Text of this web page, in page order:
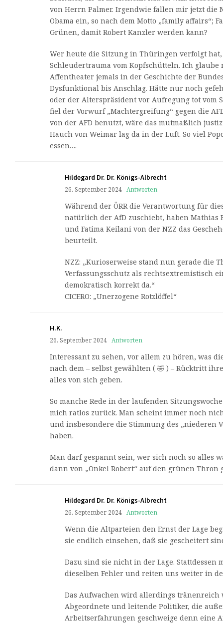
von Herrn Palmer. Irgendwie fallen mir jetzt die
Obama ein, so nach dem Motto „family affairs“;
Grünen, damit Robert Kanzler werden kann?
Wer heute die Sitzung in Thüringen verfolgt
Schleudertrauma vom Kopfschütteln. Ich glaube
Affentheater jemals in der Geschichte der
Dysfunktional bis Anschlag. Hätte nur noch
oder der Alterspräsident vor Aufregung tot vom
fiel der Vorwurf „Machtergreifung“ gegen die
von der AFD benutzt, wäre das mutmaßlich
Hauch von Weimar lag da in der Luft. So viel
essen….
Hildegard Dr. Dr. Königs-Albrecht
26. September 2024 Antworten
Während der ÖRR die Verantwortung für
natürlich der AfD zuschiebt, haben Mathias
und Fatima Keilani von der NZZ das
beurteilt.
NZZ: „Kurioserweise stand nun gerade die
Verfassungsschutz als rechtsextremistisch
demokratisch korrekt da.“
CICERO: „Unerzogene Rotzlöffel“
H.K.
26. September 2024 Antworten
Interessant zu sehen, vor allem zu hören, was
nach dem – selbst gewählten ( 🤣 ) – Rücktritt
alles von sich geben.
So manche Rede in der laufenden
mich ratlos zurück. Man scheint immer noch
und insbesondere die Stimmung des „niederen
haben.
Man darf gespannt sein, wer sich noch so alles
dann von „Onkel Robert“ auf den grünen
Hildegard Dr. Dr. Königs-Albrecht
26. September 2024 Antworten
Wenn die Altparteien den Ernst der Lage
sie endlich einsehen, daß sie gescheitert
Dazu sind sie nicht in der Lage. Stattdessen
dieselben Fehler und reiten uns weiter in
Das Aufwachen wird allerdings tränenreich
Abgeordnete und leitende Politiker, die
Arbeitserfahrungen geschweige denn eine